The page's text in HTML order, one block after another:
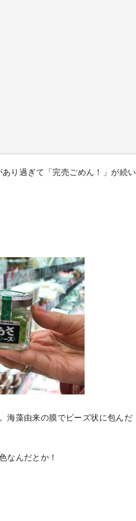
り過ぎて「完売ごめん！」が続い
海藻由来の膜でビーズ状に包んだ
なんだとか！